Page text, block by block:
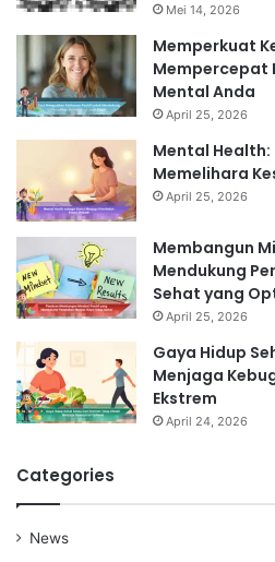
Mei 14, 2026
Memperkuat
Mempercepat
Mental Anda
April 25, 2026
Mental
Memelihara
April 25, 2026
Membangun
Mendukung
Sehat yang
April 25, 2026
Gaya Hidup
Menjaga
Ekstrem
April 24, 2026
Categories
News